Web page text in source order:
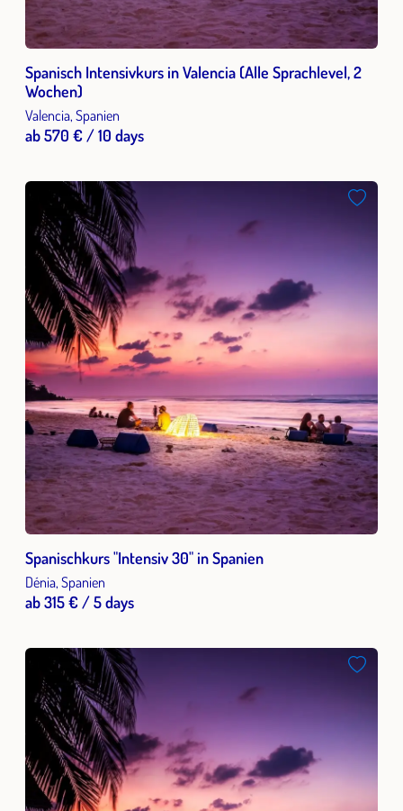
Spanisch Intensivkurs in Valencia (Alle Sprachlevel, 2
Wochen)
Valencia, Spanien
ab 570 € / 10 days
Spanischkurs "Intensiv 30" in Spanien
Dénia, Spanien
ab 315 € / 5 days